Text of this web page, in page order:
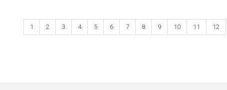
1 2 3 4 5 6 7 8 9 10 11 12